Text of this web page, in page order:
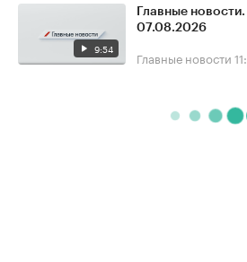
9:54
Главные
07.08.2026
Главные новости